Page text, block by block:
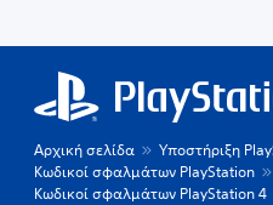
Αρχική σελίδα
Υποστήριξη
Κωδικοί σφαλμάτων PlayStation
Κωδικοί σφαλμάτων PlayStation 4